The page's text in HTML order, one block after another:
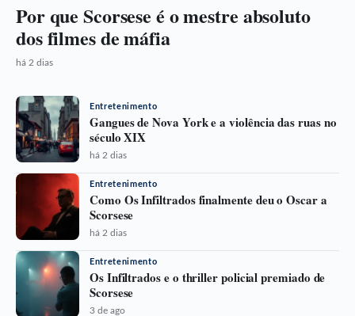
Por que Scorsese é o mestre absoluto
dos filmes de máfia
há 2 dias
Entretenimento
Gangues de Nova York e a violência das ruas no
século XIX
há 2 dias
Entretenimento
Como Os Infiltrados finalmente deu o Oscar a
Scorsese
há 2 dias
Entretenimento
Os Infiltrados e o thriller policial premiado de
Scorsese
3 de ago